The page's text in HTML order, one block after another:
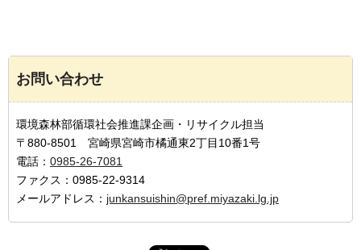
お問い合わせ
環境森林部循環社会推進課企画・リサイクル担当
〒880-8501 宮崎県宮崎市橘通東2丁目10番1号
電話： 0985-26-7081
ファクス：0985-22-9314
メールアドレス： junkansuishin@pref.miyazaki.lg.jp